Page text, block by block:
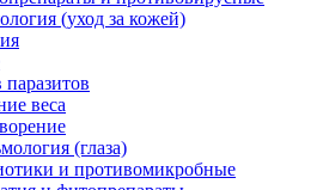
(уход за кожей)
веса
(глаза)
и противомикробные